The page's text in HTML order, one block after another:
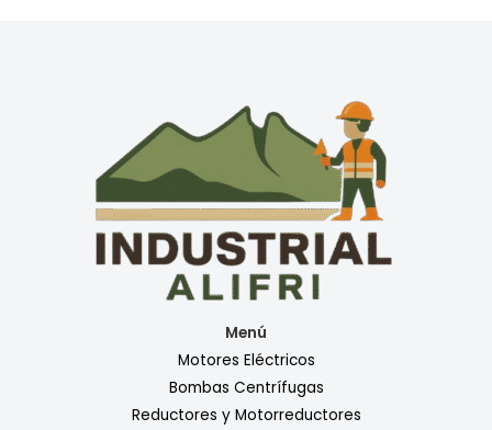
Menú
Motores Eléctricos
Bombas Centrífugas
Reductores y Motorreductores